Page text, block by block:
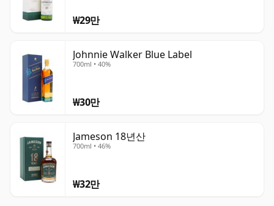
₩29만
Johnnie Walker Blue Label
700ml • 40%
₩30만
Jameson 18년산
700ml • 46%
₩32만